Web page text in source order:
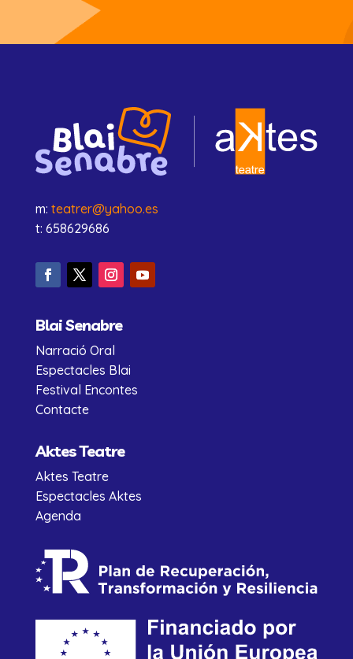
m: teatrer@yahoo.es
t: 658629686
Blai Senabre
Narració Oral
Espectacles Blai
Festival Encontes
Contacte
Aktes Teatre
Aktes Teatre
Espectacles Aktes
Agenda